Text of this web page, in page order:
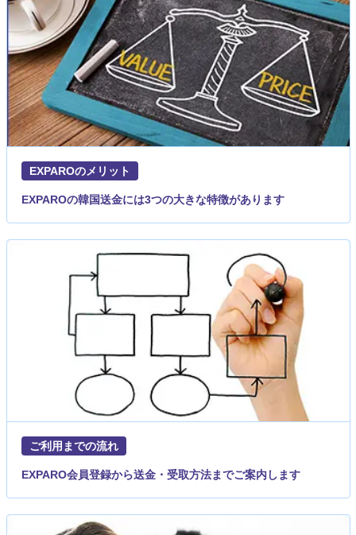
EXPAROのメリット
EXPAROの韓国送金には3つの大きな特徴があります
ご利用までの流れ
EXPARO会員登録から送金・受取方法までご案内します